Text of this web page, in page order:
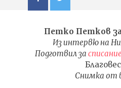
Петко Петков
Из интервю на
Подготвил за
Снимка от